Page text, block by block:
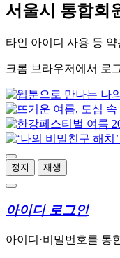
서울시 통합회
타인 아이디 사용 등 약
크롬 브라우저에서 로
정지 재생
아이디 로그인
아이디·비밀번호를 통